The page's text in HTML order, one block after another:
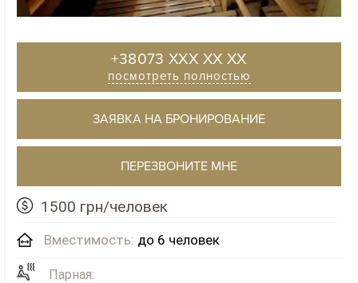
+38073 XXX XX XX
посмотреть полностью
ЗАЯВКА НА БРОНИРОВАНИЕ
ПЕРЕЗВОНИТЕ МНЕ
1500 грн/человек
Вместимость: до 6 человек
Парная: